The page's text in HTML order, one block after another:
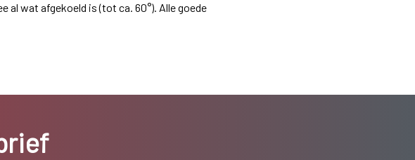
al wat afgekoeld is (tot ca. 60°). Alle goede